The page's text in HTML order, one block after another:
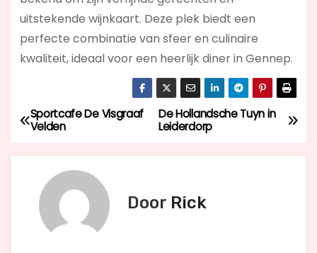
uitstekende wijnkaart. Deze plek biedt een
perfecte combinatie van sfeer en culinaire
kwaliteit, ideaal voor een heerlijk diner in Gennep.
B
e
De Hollandsche Tuyn in
Leiderdorp
Sportcafe De Visgraaf
Velden
Door Rick